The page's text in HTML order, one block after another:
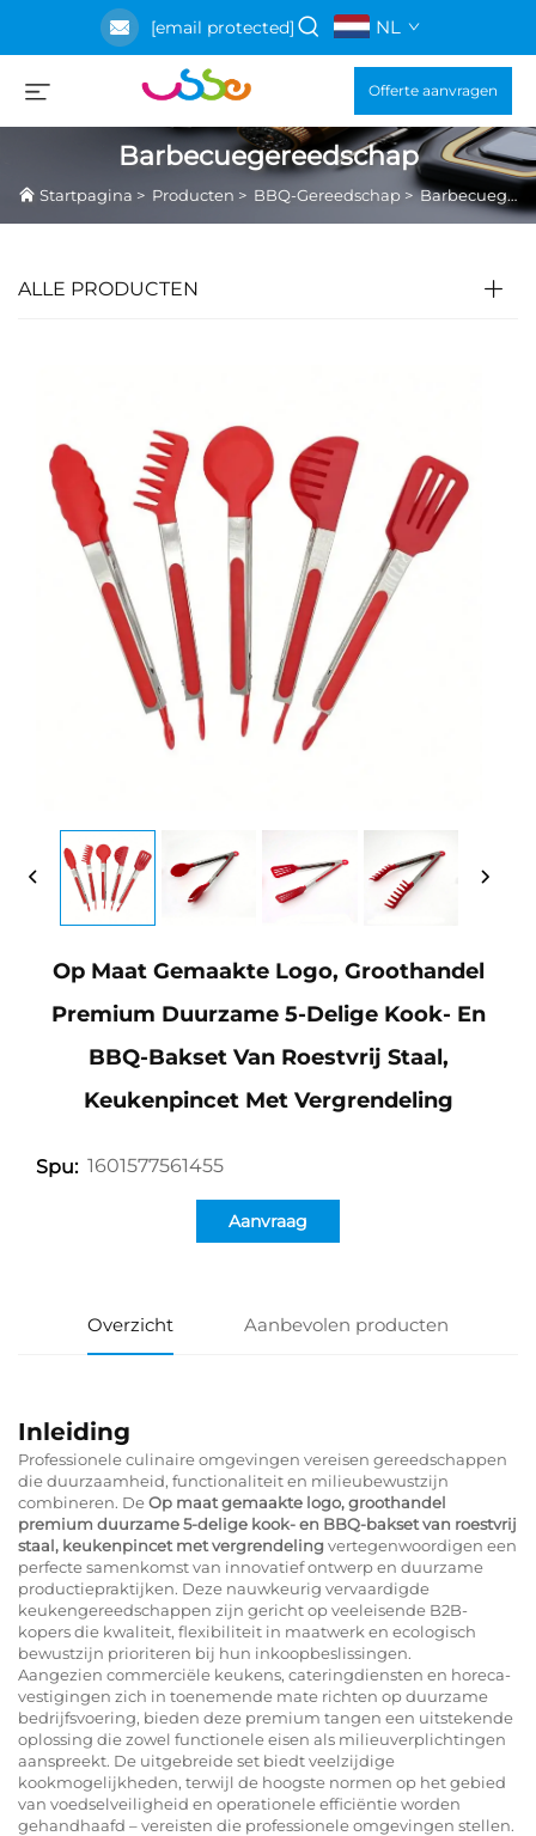
[email protected] NL
Offerte aanvragen
Barbecuegereedschap
Startpagina > Producten > BBQ-Gereedschap >Barbecuegereedschap
ALLE PRODUCTEN
Op Maat Gemaakte Logo, Groothandel
Premium Duurzame 5-Delige Kook- En
BBQ-Bakset Van Roestvrij Staal,
Keukenpincet Met Vergrendeling
Spu: 1601577561455
Aanvraag
Overzicht Aanbevolen producten
Inleiding
Professionele culinaire omgevingen vereisen gereedschappen
die duurzaamheid, functionaliteit en milieubewustzijn
combineren. DeOp maat gemaakte logo, groothandel
premium duurzame 5-delige kook- en BBQ-bakset van roestvrij
staal, keukenpincet met vergrendelingvertegenwoordigen een
perfecte samenkomst van innovatief ontwerp en duurzame
productiepraktijken. Deze nauwkeurig vervaardigde
keukengereedschappen zijn gericht op veeleisende B2B-
kopers die kwaliteit, flexibiliteit in maatwerk en ecologisch
bewustzijn prioriteren bij hun inkoopbeslissingen.
Aangezien commerciële keukens, cateringdiensten en horeca-
vestigingen zich in toenemende mate richten op duurzame
bedrijfsvoering, bieden deze premium tangen een uitstekende
oplossing die zowel functionele eisen als milieuverplichtingen
aanspreekt. De uitgebreide set biedt veelzijdige
kookmogelijkheden, terwijl de hoogste normen op het gebied
van voedselveiligheid en operationele efficiëntie worden
gehandhaafd – vereisten die professionele omgevingen stellen.